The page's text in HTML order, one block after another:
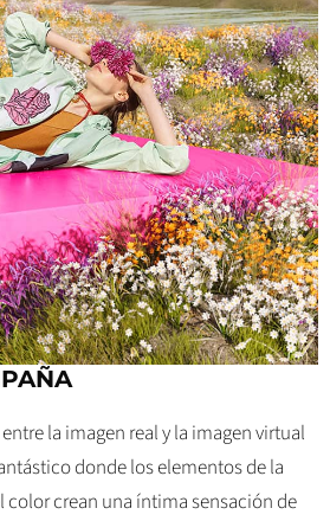
la imagen real y la imagen virtual
donde los elementos de la
color crean una íntima sensación de